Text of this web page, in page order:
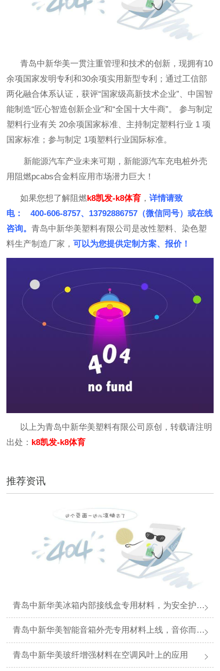
青岛中新华美一贯注重管理和技术的创新，现拥有10
余项国家发明专利和30余项实用新型专利；通过工信部
两化融合体系认证，获评“国家级高新技术企业”、中国智
能制造“匠心智造创新企业”和“全国十大牛商”。 参与制定
塑料行业有关 20余项国家标准、主持制定塑料行业 1 项
国家标准；参与制定 1项塑料行业国际标准。
新能源汽车产业未来可期， 新能源汽车充电桩外壳
用阻燃pcabs合金料应用市场潜力巨大！
如果您想了解阻燃k8凯发-k8体育 ，详情请致
电： 400-606-8757、13792886757（微信同号）或在线
咨询。青岛中新华美塑料有限公司是改性塑料、染色塑
料生产制造厂家，可以为您提供定制方案、报价！
以上为青岛中新华美塑料有限公司原创，转载请注明
出处： k8凯发-k8体育
推荐资讯
青岛中新华美冰箱内部接线盒专用材料，为安全护航！
青岛中新华美智能音箱外壳专用材料上线，音你而来！
青岛中新华美玻纤增强材料在空调风叶上的应用